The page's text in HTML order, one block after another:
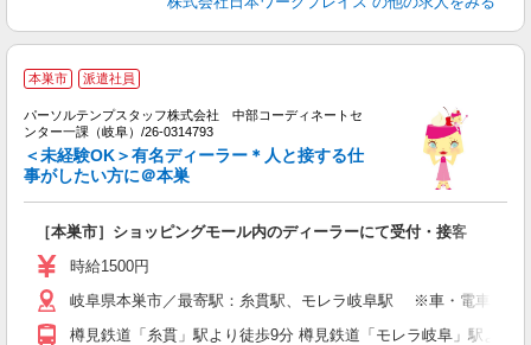
本巣市 派遣社員
パーソルテンプスタッフ株式会社 中部コーディネートセ
ンター一課（岐阜）/26-0314793
＜未経験OK＞有名ディーラー＊人と接する仕
事がしたい方に＠本巣
［本巣市］ショッピングモール内のディーラーにて受付・接客
時給1500円
岐阜県本巣市／最寄駅：糸貫駅、モレラ岐阜駅 ※車・電車ど
樽見鉄道「糸貫」駅より徒歩9分 樽見鉄道「モレラ岐阜」駅より